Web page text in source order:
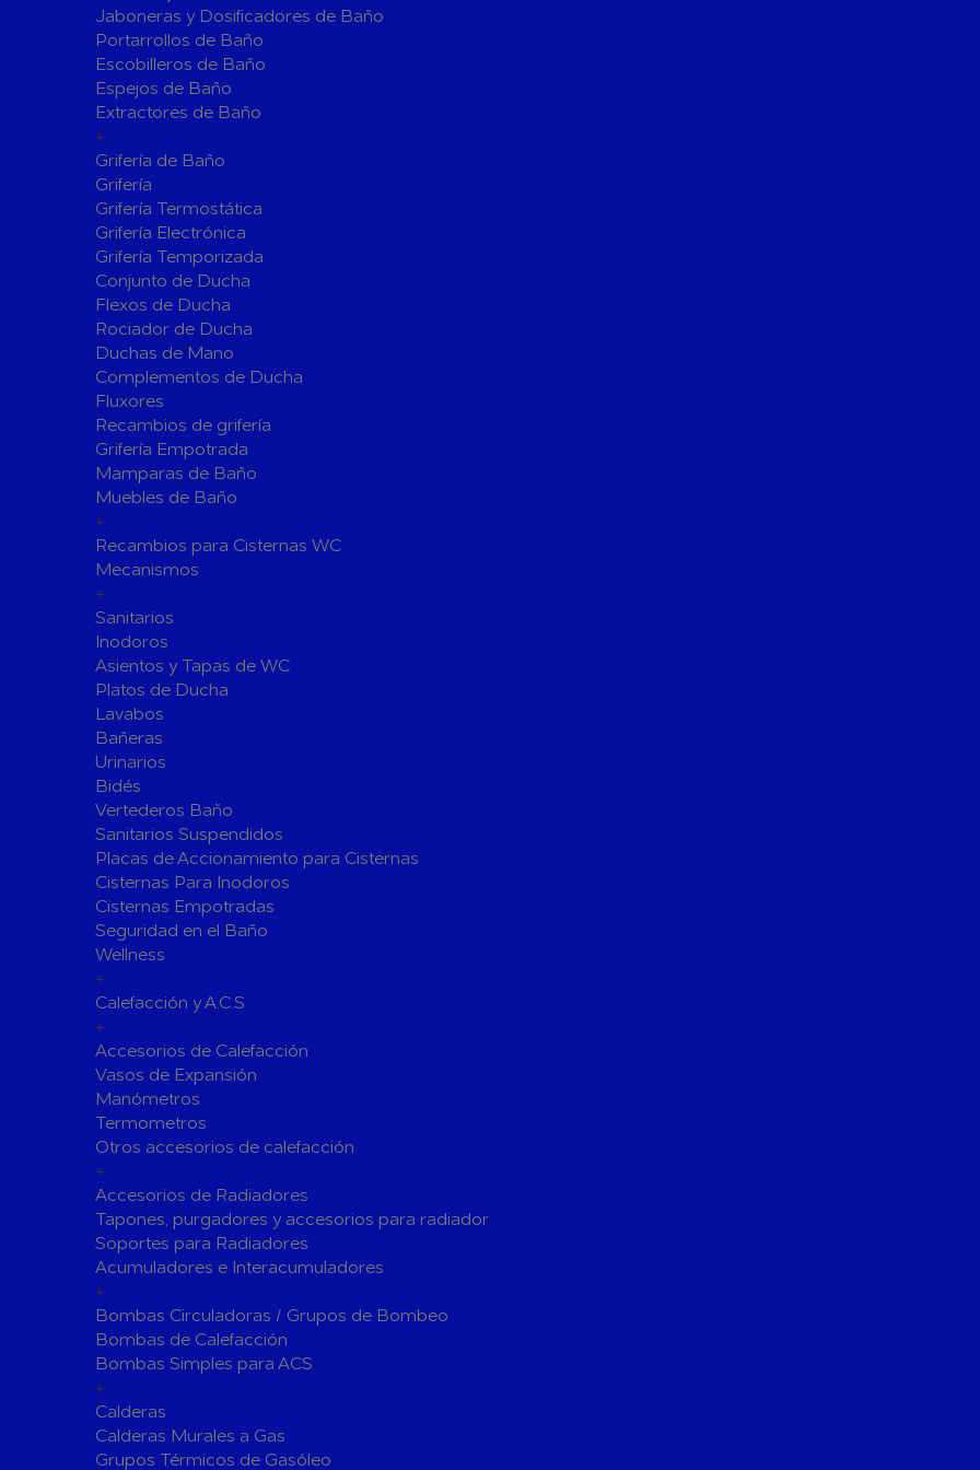
Sistemas de Energía Solar Fotovoltaica
Paneles
Accesorios
Fontanería
Accesorios para Instalación de Gas
Válvulas para Gas
Bombas
Bombas Sumergibles
Canalones Pluviales
Desagües
Válvulas de Desagüe
Accesorios para Desagüe
Fijaciones para Fontanería
Sumideros y Gran Evacuación
Tubos y Accesorios de Cobre y
Latón
Tuberías y Accesorios de
Polibutileno
Flexos/Conexiones Flexibles
Válvulas de Fontanería
Válvulas de Esfera
Válvulas de Retención
Válvulas de Contadores
Llaves de Paso
Accesorios de Valvulería
Herramientas y Vestuario
Adhesivos y Selladores
Siliconas
Herramientas y accesorios de Uso General
Hachas
Vestuario de Protección
Herramientas de Prensado
Soldadura y Sopletes
Herramientas de Lijado y Pulido
Baterias Para Herramientas Eléctricas
Bombas de Piscinas y SPA
Bombas de Piscinas
Jaboneras y Dosificadores de Baño
Portarrollos de Baño
Escobilleros de Baño
Espejos de Baño
Extractores de Baño
+
Grifería de Baño
Grifería
Grifería Termostática
Grifería Electrónica
Grifería Temporizada
Conjunto de Ducha
Flexos de Ducha
Rociador de Ducha
Duchas de Mano
Complementos de Ducha
Fluxores
Recambios de grifería
Grifería Empotrada
Mamparas de Baño
Muebles de Baño
+
Recambios para Cisternas WC
Mecanismos
+
Sanitarios
Inodoros
Asientos y Tapas de WC
Platos de Ducha
Lavabos
Bañeras
Urinarios
Bidés
Vertederos Baño
Sanitarios Suspendidos
Placas de Accionamiento para Cisternas
Cisternas Para Inodoros
Cisternas Empotradas
Seguridad en el Baño
Wellness
+
Calefacción y A.C.S
+
Accesorios de Calefacción
Vasos de Expansión
Manómetros
Termometros
Otros accesorios de calefacción
+
Accesorios de Radiadores
Tapones, purgadores y accesorios para radiador
Soportes para Radiadores
Acumuladores e Interacumuladores
+
Bombas Circuladoras / Grupos de Bombeo
Bombas de Calefacción
Bombas Simples para ACS
+
Calderas
Calderas Murales a Gas
Grupos Térmicos de Gasóleo